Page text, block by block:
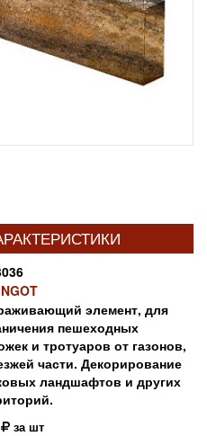
элемент, для
пешеходных
и тротуаров от газонов,
части. Декорирование
ландшафтов и других
за шт